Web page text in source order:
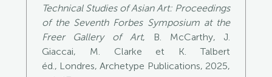
Technical Studies of Asian Art: Proceedings
of the Seventh Forbes Symposium at the
Freer Gallery of Art, B. McCarthy, J.
Giaccai, M. Clarke et K. Talbert
éd., Londres, Archetype Publications, 2025,